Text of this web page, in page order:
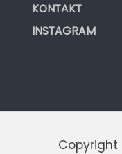
KONTAKT
INSTAGRAM
Copyright